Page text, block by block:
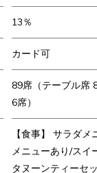
13％
カード可
89席（テーブル席
6席）
【食事】 サラダ
メニューあり/スイ
タヌーンティーセ